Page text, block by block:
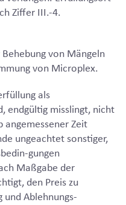
Ziffer III.-4.
von Mängeln
von Microplex.
als
endgültig misslingt, nicht
Zeit
ungeachtet sonstiger,
gungen
Maßgabe der
den Preis zu
und Ablehnungs-